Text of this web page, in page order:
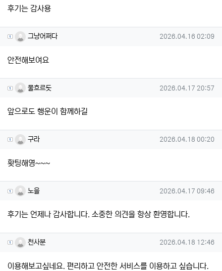
후기는 감사용
그냥어쩌다님의 댓글
그냥어쩌다 작성일
2026.04.16 02:09
안전해보여요
물흐르듯님의 댓글
물흐르듯 작성일
2026.04.17 20:57
앞으로도 행운이 함께하길
구라님의 댓글
구라 작성일
2026.04.18 00:20
홧팅해영~~~
노을님의 댓글
노을 작성일
2026.04.17 09:46
후기는 언제나 감사합니다. 소중한 의견을 항상 환영합니다.
천사분님의 댓글
천사분 작성일
2026.04.18 12:46
이용해보고싶네요. 편리하고 안전한 서비스를 이용하고 싶습니다.